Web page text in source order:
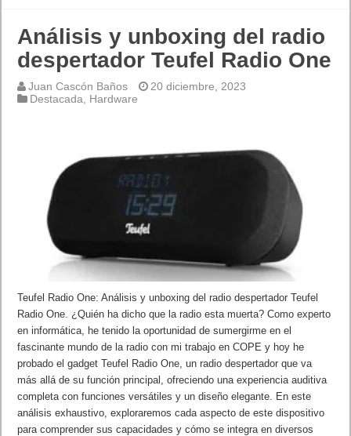
Análisis y unboxing del radio
despertador Teufel Radio One
Juan Cascón Baños
20 diciembre, 2023
Destacada
Hardware
Teufel Radio One: Análisis y unboxing del radio despertador Teufel
Radio One. ¿Quién ha dicho que la radio esta muerta? Como experto
en informática, he tenido la oportunidad de sumergirme en el
fascinante mundo de la radio con mi trabajo en COPE y hoy he
probado el gadget Teufel Radio One, un radio despertador que va
más allá de su función principal, ofreciendo una experiencia auditiva
completa con funciones versátiles y un diseño elegante. En este
análisis exhaustivo, exploraremos cada aspecto de este dispositivo
para comprender sus capacidades y cómo se integra en diversos